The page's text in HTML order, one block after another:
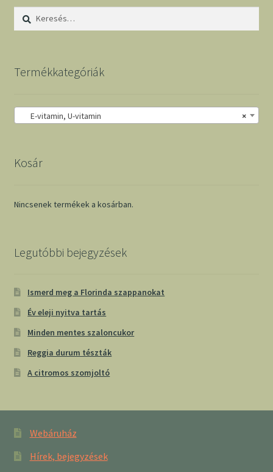
Keresés:
Termékkategóriák
×
E-vitamin, U-vitamin
Kosár
Nincsenek termékek a kosárban.
Legutóbbi bejegyzések
Ismerd meg a Florinda szappanokat
Év eleji nyitva tartás
Minden mentes szaloncukor
Reggia durum tészták
A citromos szomjoltó
Webáruház
Hírek, bejegyzések